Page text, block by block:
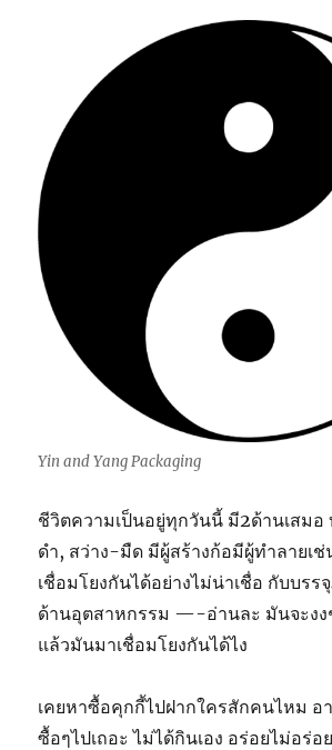
Yin and Yang Packaging
ชีวิตความเป็นอยู่ทุกวันนี้ มี2ด้านเสม
ดำ, สว่าง-มืด มีผู้สร้างก้อมีผู้ทำลายเ
เชื่อมโยงกันได้อย่างไม่น่าเชื่อ กับบร
ด้านอุตสาหกรรม —-อ่านละ มันจะงง
แล้วมันมาเชื่อมโยงกันได้ไง
เคยหาซื้อคุกกี้ไปฝากใครสักคนไหม อ
ซื้อๆไปเถอะ ไม่ได้กินเอง อร่อยไม่อร่